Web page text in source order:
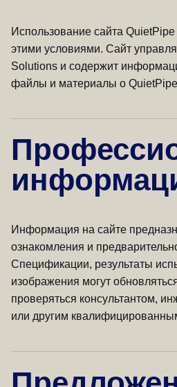
Использование сайта QuietPipe
этими условиями. Сайт
Solutions и содержит
файлы и материалы о
Информация на сайте
ознакомления и
Спецификации, результаты
изображения могут
проверяться консультантом,
или другим